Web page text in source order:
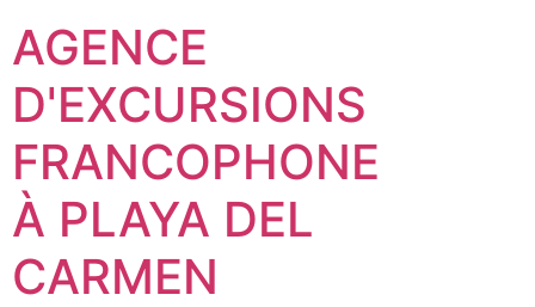
AGENCE
D'EXCURSIONS
FRANCOPHONE
À PLAYA DEL
CARMEN